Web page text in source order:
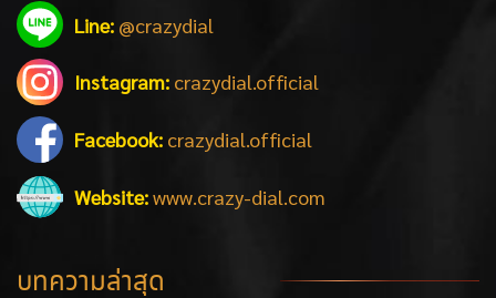
Line: @crazydial
Instagram: crazydial.official
Facebook: crazydial.official
Website:www.crazy-dial.com
บทความล่าสุด